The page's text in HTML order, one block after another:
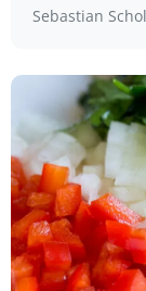
Sebastian